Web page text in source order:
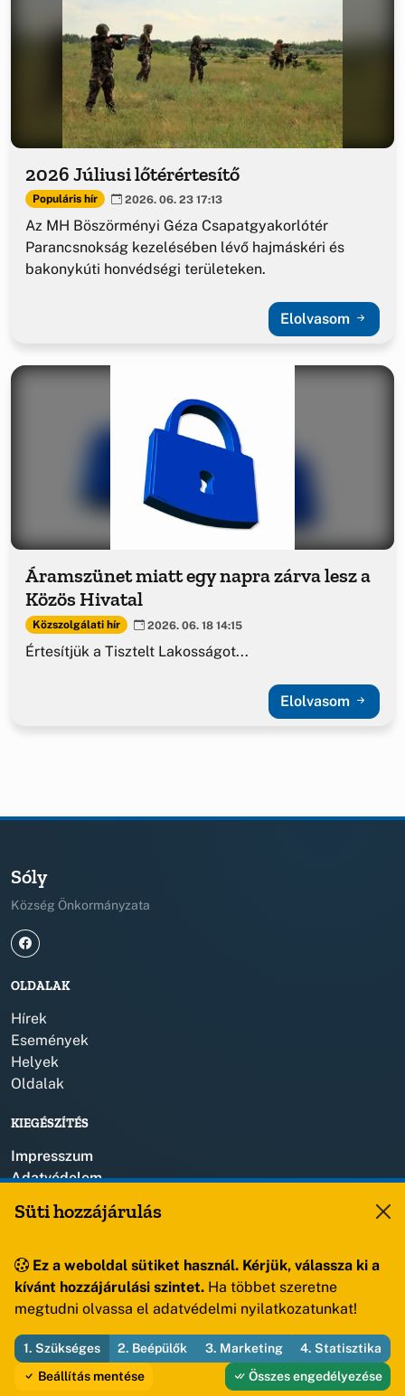
2026 Júliusi lőtérértesítő
Populáris hír 2026. 06. 23 17:13
Az MH Böszörményi Géza Csapatgyakorlótér
Parancsnokság kezelésében lévő hajmáskéri és
bakonykúti honvédségi területeken.
Elolvasom
Áramszünet miatt egy napra zárva lesz a
Közös Hivatal
Közszolgálati hír 2026. 06. 18 14:15
Értesítjük a Tisztelt Lakosságot...
Elolvasom
Sóly
Község Önkormányzata
OLDALAK
Hírek
Események
Helyek
Oldalak
KIEGÉSZÍTÉS
Impresszum
Adatvédelem
+36 88 459 150
8193 Sóly, Kossuth Lajos u.57.
© 2026 Sóly Község Önkormányzata — Minden jog fenntartva
Süti hozzájárulás
Ez a weboldal sütiket használ. Kérjük, válassza ki a
kívánt hozzájárulási szintet. Ha többet szeretne
megtudni olvassa el adatvédelmi nyilatkozatunkat!
1. Szükséges 2. Beépülők 3. Marketing
4. Statisztika
Beállítás mentése
Összes engedélyezése